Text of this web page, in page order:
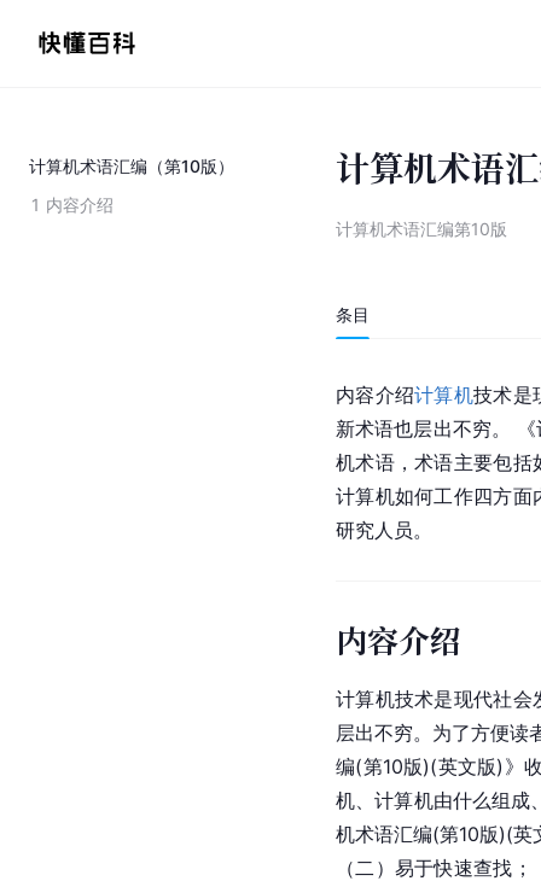
计算机术语汇编（第10版）
1 内容介绍
计算机术语
计算机术语汇编第10版
条目
内容介绍计算机技术是
新术语也层出不穷。 《
机术语，术语主要包括
计算机如何工作四方面
研究人员。
内容介绍
计算机技术是现代社会
层出不穷。为了方便读
编(第10版)(英文版)》
机、计算机由什么组成
机术语汇编(第10版)(英
（二）易于快速查找